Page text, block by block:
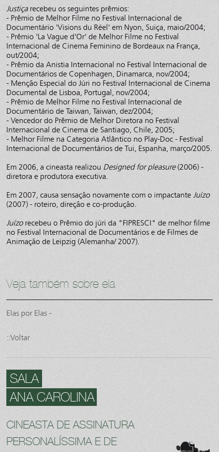
Justiçarecebeu os seguintes prêmios:
- Prêmio de Melhor Filme no Festival Internacional de
Documentário 'Visions du Réel' em Nyon, Suiça, maio/2004;
- Prêmio 'La Vague d'Or' de Melhor Filme no Festival
Internacional de Cinema Feminino de Bordeaux na França,
out/2004;
- Prêmio da Anistia Internacional no Festival Internacional de
Documentários de Copenhagen, Dinamarca, nov/2004;
- Menção Especial do Júri no Festival Internacional de Cinema
Documental de Lisboa, Portugal, nov/2004;
- Prêmio de Melhor Filme no Festival Internacional de
Documentário de Taiwan, Taiwan, dez/2004;
- Vencedor do Prêmio de Melhor Diretora no Festival
Internacional de Cinema de Santiago, Chile, 2005;
- Melhor Filme na Categoria Atlântico no Play-Doc - Festival
Internacional de Documentários de Tui, Espanha, março/2005.
Em 2006, a cineasta realizou Designed for pleasure(2006) -
diretora e produtora executiva.
Em 2007, causa sensação novamente com o impactanteJuízo
(2007) - roteiro, direção e co-produção.
Juízorecebeu o Prêmio do júri da "FIPRESCI" de melhor filme
no Festival Internacional de Documentários e de Filmes de
Animação de Leipzig (Alemanha/ 2007).
Veja também sobre ela
Elas por Elas -
::Voltar
SALA
ANA CAROLINA
CINEASTA DE ASSINATURA
PERSONALÍSSIMA E DE